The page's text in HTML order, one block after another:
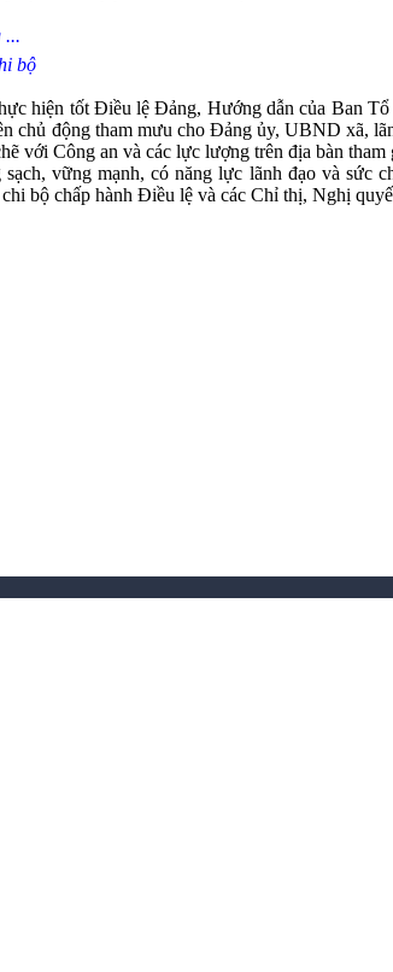
...
bộ
hiện tốt Điều lệ Đảng, Hướng dẫn của Ban
chủ động tham mưu cho Đảng ủy, UBND xã,
với Công an và các lực lượng trên địa bàn
vững mạnh, có năng lực lãnh đạo và
bộ chấp hành Điều lệ và các Chỉ thị, Nghị